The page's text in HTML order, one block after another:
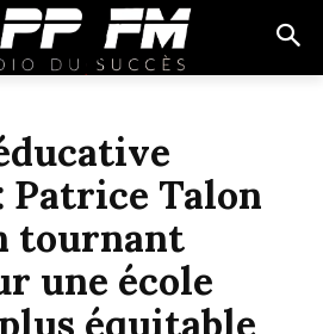
Patrice Talon
tournant
une école
équitable